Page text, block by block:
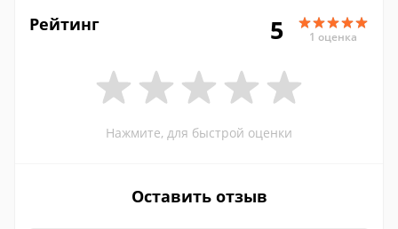
Рейтинг 5 1 оценка
Нажмите, для быстрой оценки
Оставить отзыв